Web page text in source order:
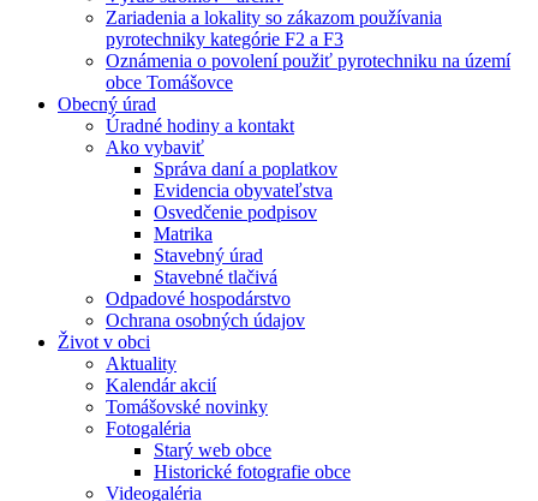
Zariadenia a lokality so zákazom používania
pyrotechniky kategórie F2 a F3
Oznámenia o povolení použiť pyrotechniku na území
obce Tomášovce
Obecný úrad
Úradné hodiny a kontakt
Ako vybaviť
Správa daní a poplatkov
Evidencia obyvateľstva
Osvedčenie podpisov
Matrika
Stavebný úrad
Stavebné tlačivá
Odpadové hospodárstvo
Ochrana osobných údajov
Život v obci
Aktuality
Kalendár akcií
Tomášovské novinky
Fotogaléria
Starý web obce
Historické fotografie obce
Videogaléria